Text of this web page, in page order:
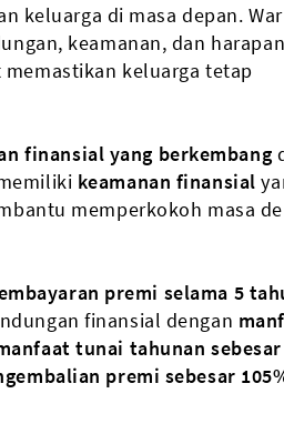
keluarga di masa depan.
keamanan, dan
keluarga tetap
finansial yang berkembang
keamanan finansial
memperkokoh masa
premi selama 5
finansial dengan
tunai tahunan sebesar
premi sebesar